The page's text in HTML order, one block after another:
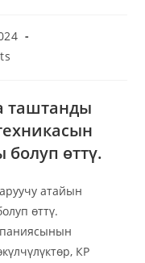
таштанды
өттү.
атайын
өттү.
КР